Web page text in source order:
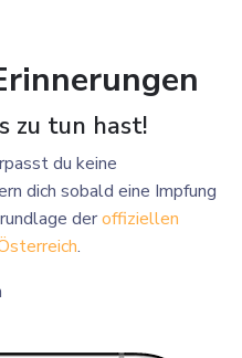
zu tun hast!
du keine
dich sobald eine Impfung
deroffiziellen
.